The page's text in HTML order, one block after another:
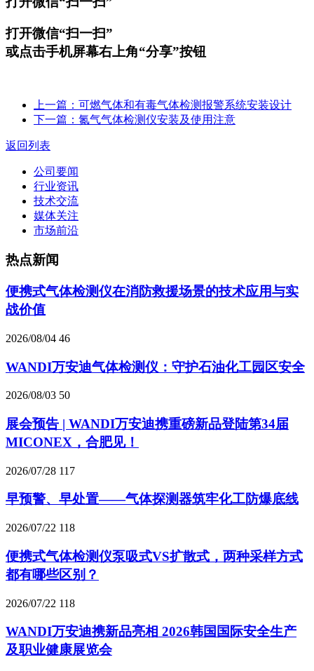
打开微信“扫一扫”
或点击手机屏幕右上角“分享”按钮
上一篇：可燃气体和有毒气体检测报警系统安装设计
下一篇：氮气气体检测仪安装及使用注意
返回列表
公司要闻
行业资讯
技术交流
媒体关注
市场前沿
热点新闻
便携式气体检测仪在消防救援场景的技术应用与实
战价值
2026/08/04 46
WANDI万安迪气体检测仪：守护石油化工园区安全
2026/08/03 50
展会预告 | WANDI万安迪携重磅新品登陆第34届
MICONEX，合肥见！
2026/07/28 117
早预警、早处置——气体探测器筑牢化工防爆底线
2026/07/22 118
便携式气体检测仪泵吸式VS扩散式，两种采样方式
都有哪些区别？
2026/07/22 118
WANDI万安迪携新品亮相 2026韩国国际安全生产
及职业健康展览会